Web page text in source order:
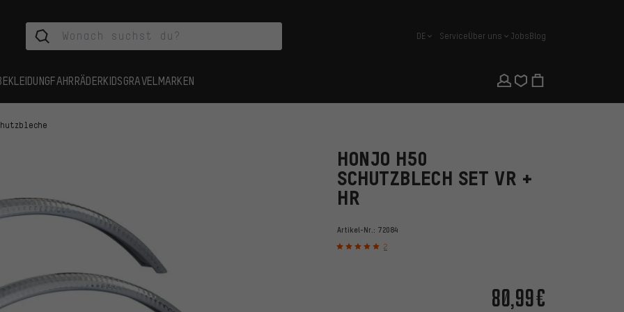
Deutsch
DE ServiceÜber uns JobsBlog
FAHRRÄDERKIDSGRAVEL MARKEN
HONJO H50
SCHUTZBLECH SET VR +
HR
Artikel-Nr.: 72084
2
80,99€